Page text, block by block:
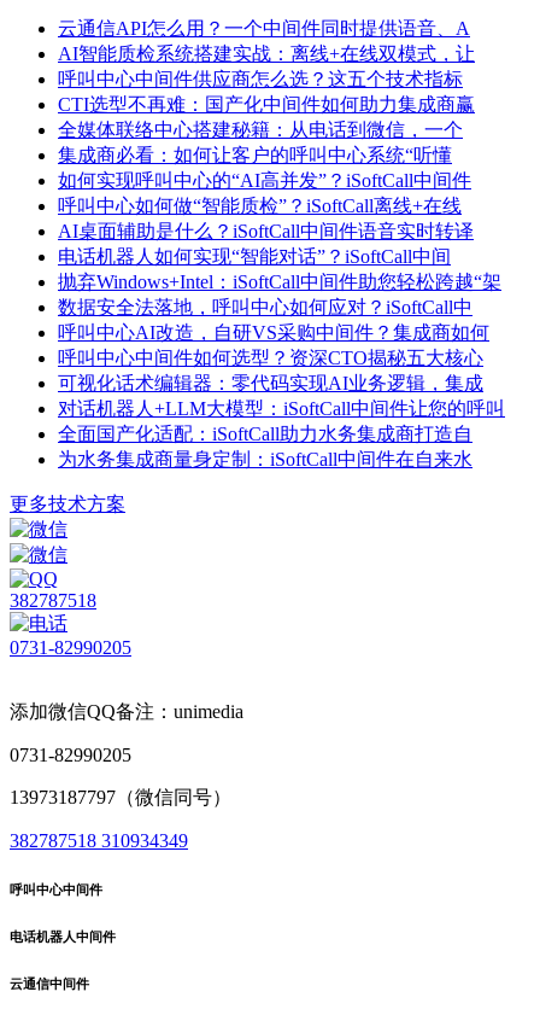
云通信API怎么用？一个中间件同时提供语音、A
AI智能质检系统搭建实战：离线+在线双模式，让
呼叫中心中间件供应商怎么选？这五个技术指标
CTI选型不再难：国产化中间件如何助力集成商赢
全媒体联络中心搭建秘籍：从电话到微信，一个
集成商必看：如何让客户的呼叫中心系统“听懂
如何实现呼叫中心的“AI高并发”？iSoftCall中间件
呼叫中心如何做“智能质检”？iSoftCall离线+在线
AI桌面辅助是什么？iSoftCall中间件语音实时转译
电话机器人如何实现“智能对话”？iSoftCall中间
抛弃Windows+Intel：iSoftCall中间件助您轻松跨越“架
数据安全法落地，呼叫中心如何应对？iSoftCall中
呼叫中心AI改造，自研VS采购中间件？集成商如何
呼叫中心中间件如何选型？资深CTO揭秘五大核心
可视化话术编辑器：零代码实现AI业务逻辑，集成
对话机器人+LLM大模型：iSoftCall中间件让您的呼叫
全面国产化适配：iSoftCall助力水务集成商打造自
为水务集成商量身定制：iSoftCall中间件在自来水
更多技术方案
382787518
0731-82990205
添加微信QQ备注：unimedia
0731-82990205
13973187797（微信同号）
382787518 310934349
呼叫中心中间件
电话机器人中间件
云通信中间件